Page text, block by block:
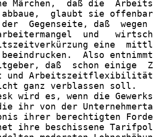
Märchen,  daß die
glaubt sie
Gegenseite, daß
und
eine
Also
daß  schon einige
und
ganz verblassen soll.
wird es, wenn die
ihr von der
ihrer berechtigten
ihre beschissene